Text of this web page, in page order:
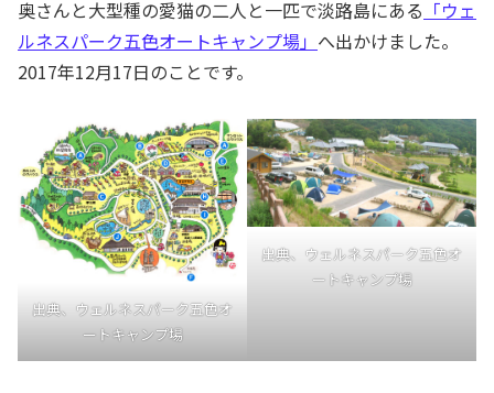
奥さんと大型種の愛猫の二人と一匹で淡路島にある 「ウェ
ルネスパーク五色オートキャンプ場」 へ出かけました。
2017年12月17日のことです。
出典、ウェルネスパーク五色オ
ートキャンプ場
出典、ウェルネスパーク五色オ
ートキャンプ場